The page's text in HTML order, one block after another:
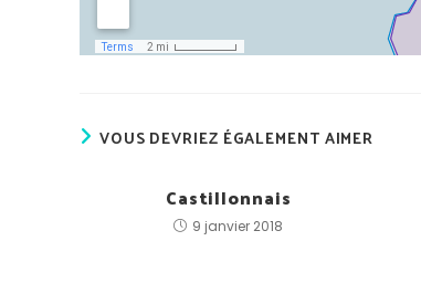
VOUS DEVRIEZ ÉGALEMENT AIMER
Castillonnais
9 janvier 2018